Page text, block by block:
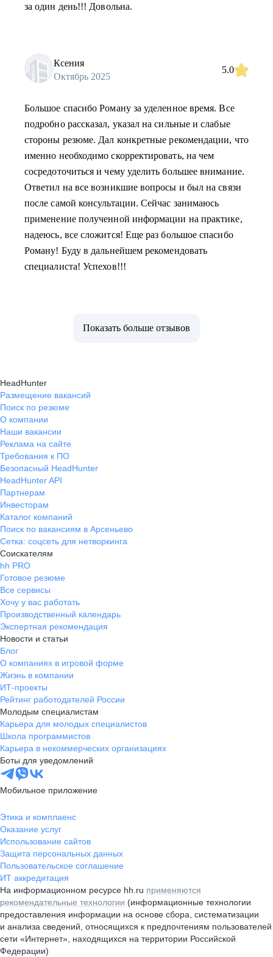
за один день!!! Довольна.
Ксения
Октябрь 2025
5.0
Большое спасибо Роману за уделенное время. Все
подробно рассказал, указал на сильные и слабые
стороны резюме. Дал конкретные рекомендации, что
именно необходимо скорректировать, на чем
сосредоточиться и чему уделить большее внимание.
Ответил на все возникшие вопросы и был на связи
после самой консультации. Сейчас занимаюсь
применение полученной информации на практике,
надеюсь, все сложится! Еще раз большое спасибо
Роману! Буду в дальнейшем рекомендовать
специалиста! Успехов!!!
Показать больше отзывов
HeadHunter
Размещение вакансий
Поиск по резюме
О компании
Наши вакансии
Реклама на сайте
Требования к ПО
Безопасный HeadHunter
HeadHunter API
Партнерам
Инвесторам
Каталог компаний
Поиск по вакансиям в Арсеньево
Сетка: соцсеть для нетворкинга
Соискателям
hh PRO
Готовое резюме
Все сервисы
Хочу у вас работать
Производственный календарь
Экспертная рекомендация
Новости и статьи
Блог
О компаниях в игровой форме
Жизнь в компании
ИТ-проекты
Рейтинг работодателей России
Молодым специалистам
Карьера для молодых специалистов
Школа программистов
Карьера в некоммерческих организациях
Боты для уведомлений
Мобильное приложение
Этика и комплаенс
Оказание услуг
Использование сайтов
Защита персональных данных
Пользовательское соглашение
ИТ аккредитация
На информационном ресурсе hh.ru применяются
рекомендательные технологии (информационные технологии
предоставления информации на основе сбора, систематизации
и анализа сведений, относящихся к предпочтениям пользователей
сети «Интернет», находящихся на территории Российской
Федерации)